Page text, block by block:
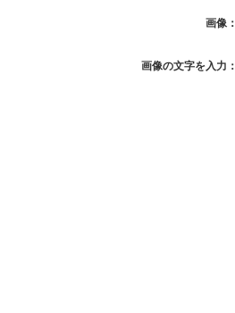
画像：
画像の文字を入力：